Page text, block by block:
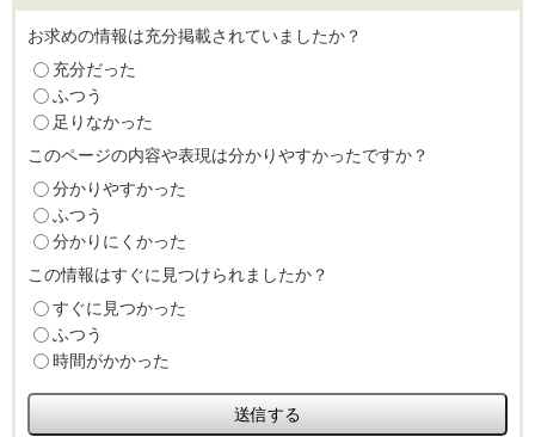
お求めの情報は充分掲載されていましたか？
充分だった
ふつう
足りなかった
このページの内容や表現は分かりやすかったですか？
分かりやすかった
ふつう
分かりにくかった
この情報はすぐに見つけられましたか？
すぐに見つかった
ふつう
時間がかかった